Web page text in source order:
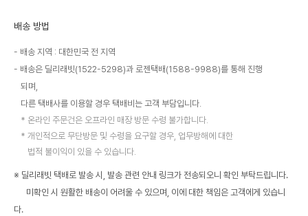
배송 방법
배송 지역 : 대한민국 전 지역
배송은 딜리래빗(1522-5298)과 로젠택배(1588-9988)를 통해 진행
되며,
다른 택배사를 이용할 경우 택배비는 고객 부담입니다.
온라인 주문건은 오프라인 매장 방문 수령 불가합니다.
개인적으로 무단방문 및 수령을 요구할 경우, 업무방해에 대한
법적 불이익이 있을 수 있습니다.
※ 딜리래빗 택배로 발송 시, 발송 관련 안내 링크가 전송되오니 확인 부탁드립니다.
미확인 시 원활한 배송이 어려울 수 있으며, 이에 대한 책임은 고객에게 있습니
다.